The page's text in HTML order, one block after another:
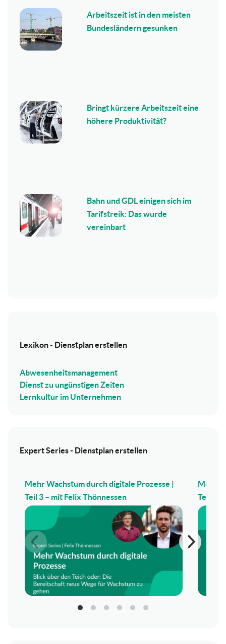
Arbeitszeit ist in den meisten
Bundesländern gesunken
Bringt kürzere Arbeitszeit eine
höhere Produktivität?
Bahn und GDL einigen sich im
Tarifstreik: Das wurde
vereinbart
Lexikon - Dienstplan erstellen
Abwesenheitsmanagement
Dienst zu ungünstigen Zeiten
Lernkultur im Unternehmen
Expert Series - Dienstplan erstellen
Mehr Wachstum durch digitale Prozesse |
Teil 3 – mit Felix Thönnessen
Mehr
Teil 2 –